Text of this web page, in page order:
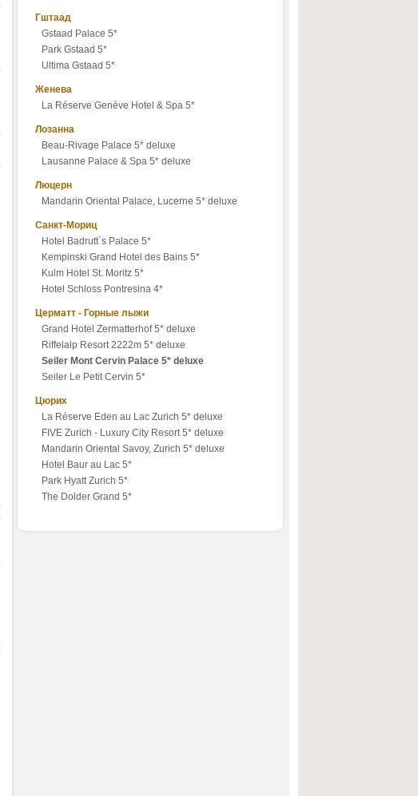
Гштаад
Gstaad Palace 5*
Park Gstaad 5*
Ultima Gstaad 5*
Женева
La Réserve Genève Hotel & Spa 5*
Лозанна
Beau-Rivage Palace 5* deluxe
Lausanne Palace & Spa 5* deluxe
Люцерн
Mandarin Oriental Palace, Lucerne 5* deluxe
Санкт-Мориц
Hotel Badrutt`s Palace 5*
Kempinski Grand Hotel des Bains 5*
Kulm Hotel St. Moritz 5*
Hotel Schloss Pontresina 4*
Церматт - Горные лыжи
Grand Hotel Zermatterhof 5* deluxe
Riffelalp Resort 2222m 5* deluxe
Seiler Mont Cervin Palace 5* deluxe
Seiler Le Petit Cervin 5*
Цюрих
La Réserve Eden au Lac Zurich 5* deluxe
FIVE Zurich - Luxury City Resort 5* deluxe
Mandarin Oriental Savoy, Zurich 5* deluxe
Hotel Baur au Lac 5*
Park Hyatt Zurich 5*
The Dolder Grand 5*